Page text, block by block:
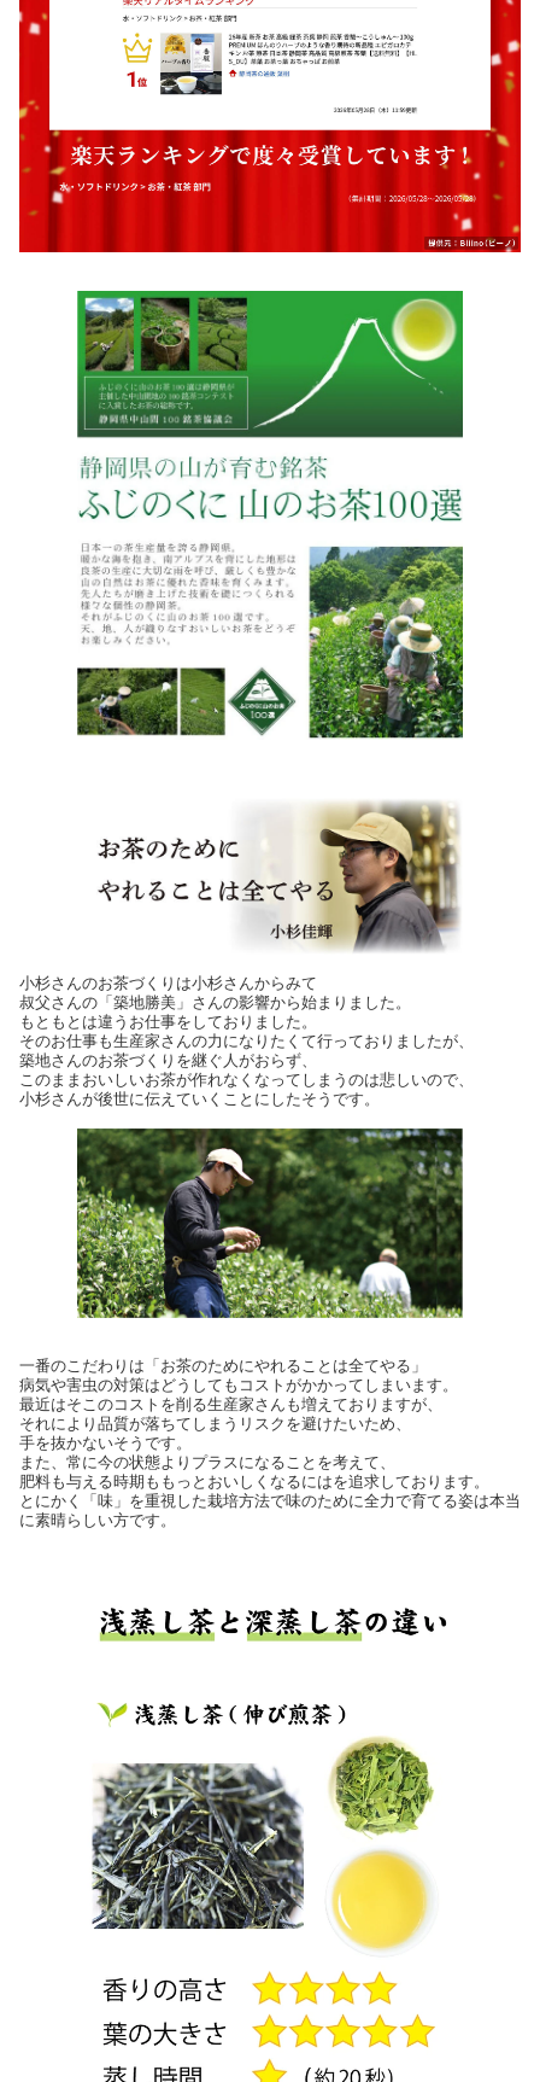
小杉さんのお茶づくりは小杉さんからみて
叔父さんの「築地勝美」さんの影響から始まりました。
もともとは違うお仕事をしておりました。
そのお仕事も生産家さんの力になりたくて行っておりましたが、
築地さんのお茶づくりを継ぐ人がおらず、
このままおいしいお茶が作れなくなってしまうのは悲しいので、
小杉さんが後世に伝えていくことにしたそうです。
一番のこだわりは「お茶のためにやれることは全てやる」
病気や害虫の対策はどうしてもコストがかかってしまいます。
最近はそこのコストを削る生産家さんも増えておりますが、
それにより品質が落ちてしまうリスクを避けたいため、
手を抜かないそうです。
また、常に今の状態よりプラスになることを考えて、
肥料も与える時期ももっとおいしくなるにはを追求しております。
とにかく「味」を重視した栽培方法で味のために全力で育てる姿は本当
に素晴らしい方です。